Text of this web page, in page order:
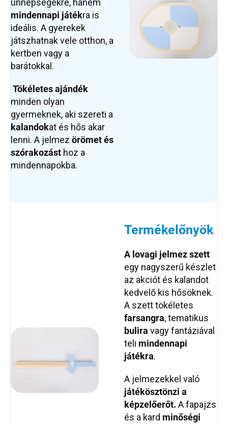
ünnepségekre, hanem
mindennapi játékra is
ideális. A gyerekek
játszhatnak vele otthon, a
kertben vagy a
barátokkal.
Tökéletes ajándék
minden olyan
gyermeknek, aki szereti a
kalandokat és hős akar
lenni. A jelmez örömet és
szórakozást hoz a
mindennapokba.
Termékelőnyök
A lovagi jelmez szett
egy nagyszerű készlet
az akciót és kalandot
kedvelő kis hősöknek.
A szett tökéletes
farsangra, tematikus
bulira vagy fantáziával
teli mindennapi
játékra.
A jelmezekkel való
játékösztönzi a
képzelőerőt. A fapajzs
és a kard minőségi